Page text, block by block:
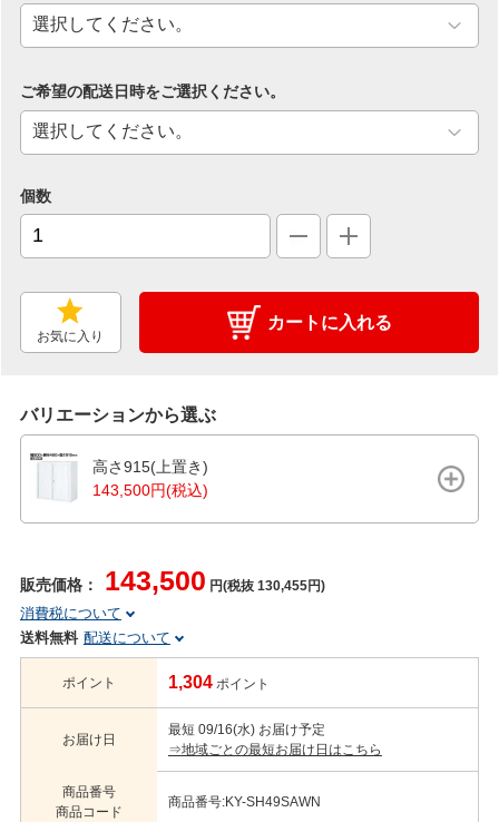
ご希望の配送日時をご選択ください。
個数
お気に入り
カートに入れる
バリエーションから選ぶ
高さ915(上置き)
143,500円(税込)
販売価格： 143,500 円(税抜 130,455円)
消費税について
送料無料 配送について
ポイント 1,304 ポイント
お届け日
最短 09/16(水) お届け予定
⇒地域ごとの最短お届け日はこちら
商品番号
商品コード
商品番号:KY-SH49SAWN